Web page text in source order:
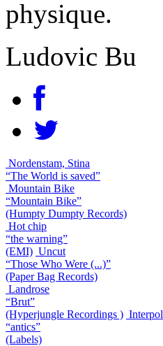
physique.
Ludovic Bu
Nordenstam, Stina
“The World is saved”
Mountain Bike
“Mountain Bike”
(Humpty Dumpty Records)
Hot chip
“the warning”
(EMI) Uncut
“Those Who Were (...)”
(Paper Bag Records)
Landrose
“Brut”
(Hyperjungle Recordings ) Interpol
“antics”
(Labels)